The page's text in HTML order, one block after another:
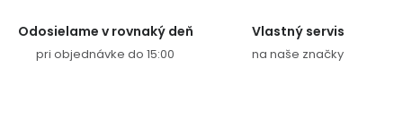
Odosielame v rovnaký deň
pri objednávke do 15:00
Vlastný servis
na naše značky